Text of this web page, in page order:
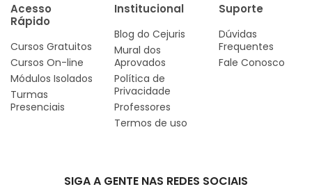
Acesso
Rápido
Cursos Gratuitos
Cursos On-line
Módulos Isolados
Turmas
Presenciais
Institucional
Blog do Cejuris
Mural dos
Aprovados
Política de
Privacidade
Professores
Termos de uso
Suporte
Dúvidas
Frequentes
Fale Conosco
SIGA A GENTE NAS REDES SOCIAIS